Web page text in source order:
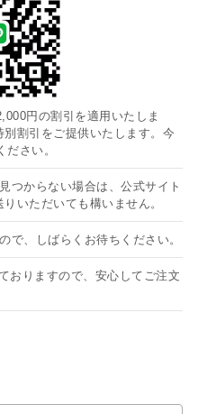
円の割引を適用いたしま
割引をご提供いたします。今
さい。
つからない場合は、公式サイト
いただいても構いません。
で、しばらくお待ちください。
おりますので、安心してご注文